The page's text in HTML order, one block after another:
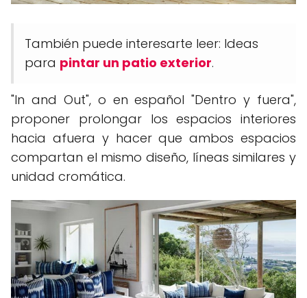
También puede interesarte leer: Ideas
para pintar un patio exterior.
"In and Out", o en español "Dentro y fuera",
proponer prolongar los espacios interiores
hacia afuera y hacer que ambos espacios
compartan el mismo diseño, líneas similares y
unidad cromática.